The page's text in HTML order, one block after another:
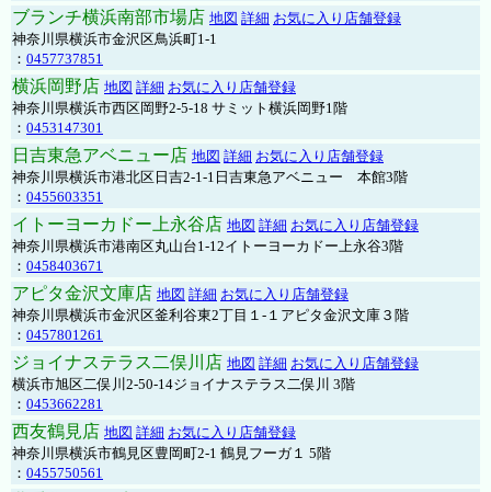
ブランチ横浜南部市場店 地図 詳細 お気に入り店舗登録
神奈川県横浜市金沢区鳥浜町1-1
： 0457737851
横浜岡野店 地図 詳細 お気に入り店舗登録
神奈川県横浜市西区岡野2-5-18 サミット横浜岡野1階
： 0453147301
日吉東急アベニュー店 地図 詳細 お気に入り店舗登録
神奈川県横浜市港北区日吉2-1-1日吉東急アベニュー 本館3階
： 0455603351
イトーヨーカドー上永谷店 地図 詳細 お気に入り店舗登録
神奈川県横浜市港南区丸山台1-12イトーヨーカドー上永谷3階
： 0458403671
アピタ金沢文庫店 地図 詳細 お気に入り店舗登録
神奈川県横浜市金沢区釜利谷東2丁目１-１アピタ金沢文庫３階
： 0457801261
ジョイナステラス二俣川店 地図 詳細 お気に入り店舗登録
横浜市旭区二俣川2-50-14ジョイナステラス二俣川 3階
： 0453662281
西友鶴見店 地図 詳細 お気に入り店舗登録
神奈川県横浜市鶴見区豊岡町2-1 鶴見フーガ１ 5階
： 0455750561